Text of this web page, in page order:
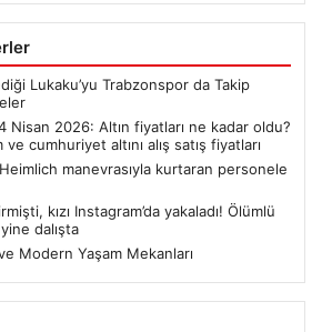
Lukaku’yu Trabzonspor da Takip
Nisan 2026: Altın fiyatları ne kadar oldu?
cumhuriyet altını alış satış fiyatları
manevrasıyla kurtaran personele
kızı Instagram’da yakaladı! Ölümlü
dalışta
Modern Yaşam Mekanları